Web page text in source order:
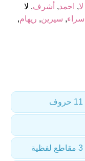
لا, احمد, أشرف, لا
اسراء, سيرين, ريهام,